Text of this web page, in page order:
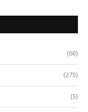
(68)
(275)
(5)